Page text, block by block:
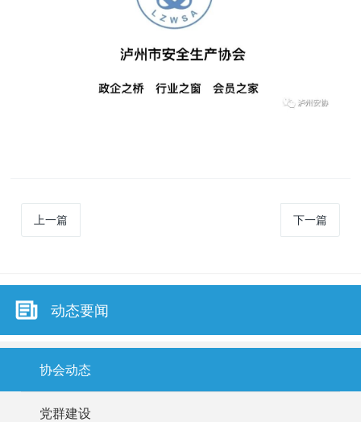
上一篇 下一篇
动态要闻
协会动态
党群建设